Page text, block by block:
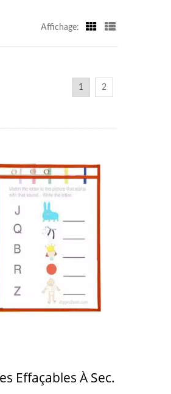
Affichage:
1 2
Effaçables À Sec.